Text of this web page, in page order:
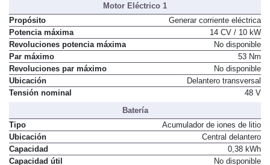
Motor Eléctrico 1
Propósito
Generar corriente eléctrica
Potencia máxima
14 CV / 10 kW
Revoluciones potencia máxima
No disponible
Par máximo
53 Nm
Revoluciones par máximo
No disponible
Ubicación
Delantero transversal
Tensión nominal
48 V
Batería
Tipo
Acumulador de iones de litio
Ubicación
Central delantero
Capacidad
0,38 kWh
Capacidad útil
No disponible